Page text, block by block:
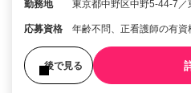
勤務地 東京都中野区中野5-44-7
応募資格 年齢不問、正看護師の有
後で見る